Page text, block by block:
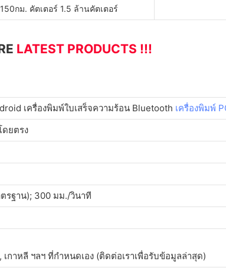
กม. คัตเตอร์ 1.5 ล้านคัตเตอร์
LATEST PRODUCTS !!!
เครื่องพิมพ์ใบเสร็จความร้อน Bluetooth เครื่องพิมพ์
ยตรง
รฐาน); 300 มม./วินาที
กาหลี ฯลฯ ที่กำหนดเอง (ติดต่อเราเพื่อรับข้อมูลล่าสุด)